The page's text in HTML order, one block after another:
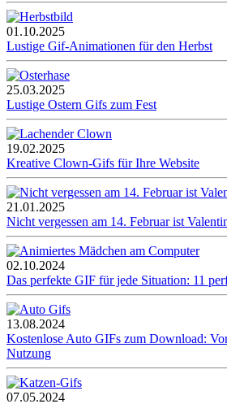
01.10.2025
Lustige Gif-Animationen für den Herbst
25.03.2025
Lustige Ostern Gifs zum Fest
19.02.2025
Kreative Clown-Gifs für Ihre Website
21.01.2025
Nicht vergessen am 14. Februar ist
02.10.2024
Das perfekte GIF für jede Situation: 11
13.08.2024
Kostenlose Auto GIFs zum Download:
Nutzung
07.05.2024